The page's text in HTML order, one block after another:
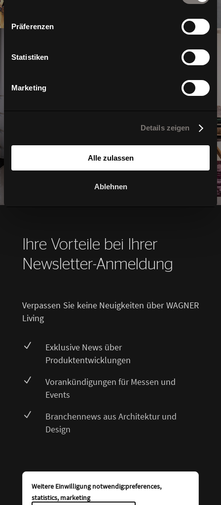
Präferenzen
Statistiken
Marketing
Details zeigen
Alle zulassen
Ablehnen
Ihre Vorteile bei Ihrer
Newsletter-Anmeldung
Verpassen Sie keine Neuigkeiten über WAGNER
Living
N
Exklusive News über
Produktentwicklungen
N
Vorankündigungen für Messen und
Events
N
Branchennews aus Architektur und
Design
Weitere Einwilligung notwendig:preferences,
statistics, marketing